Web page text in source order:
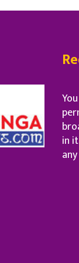
in